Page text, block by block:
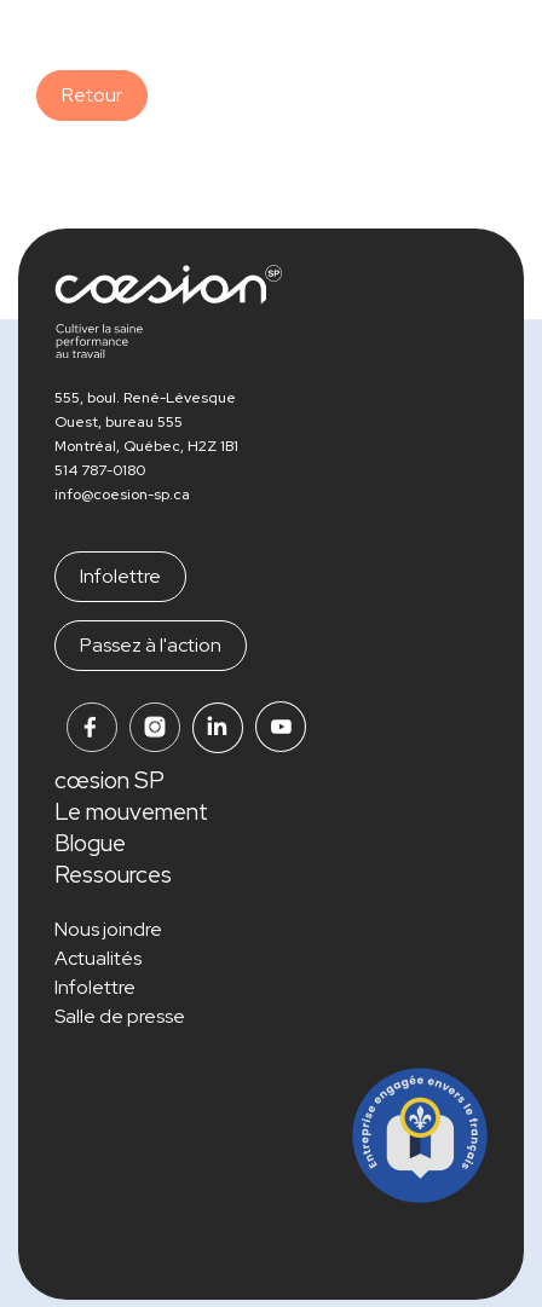
Retour
Infolettre
Passez à l'action
555, boul. René-Lévesque
Ouest, bureau 555
Montréal, Québec, H2Z 1B1
514 787-0180
info@coesion-sp.ca
cœsion SP
Le mouvement
Blogue
Ressources
Nous joindre
Actualités
Infolettre
Salle de presse